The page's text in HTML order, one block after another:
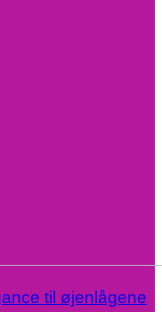
til øjenlågene